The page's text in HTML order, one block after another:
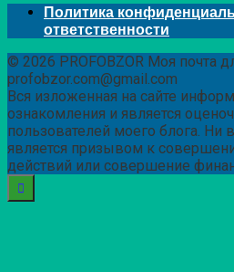
Политика
ответственности
© 2026 PROFOBZOR Моя почта
profobzor.com@gmail.com
Вся изложенная на сайте
ознакомления и является
пользователей моего блога. Ни
является призывом к
действий или совершение